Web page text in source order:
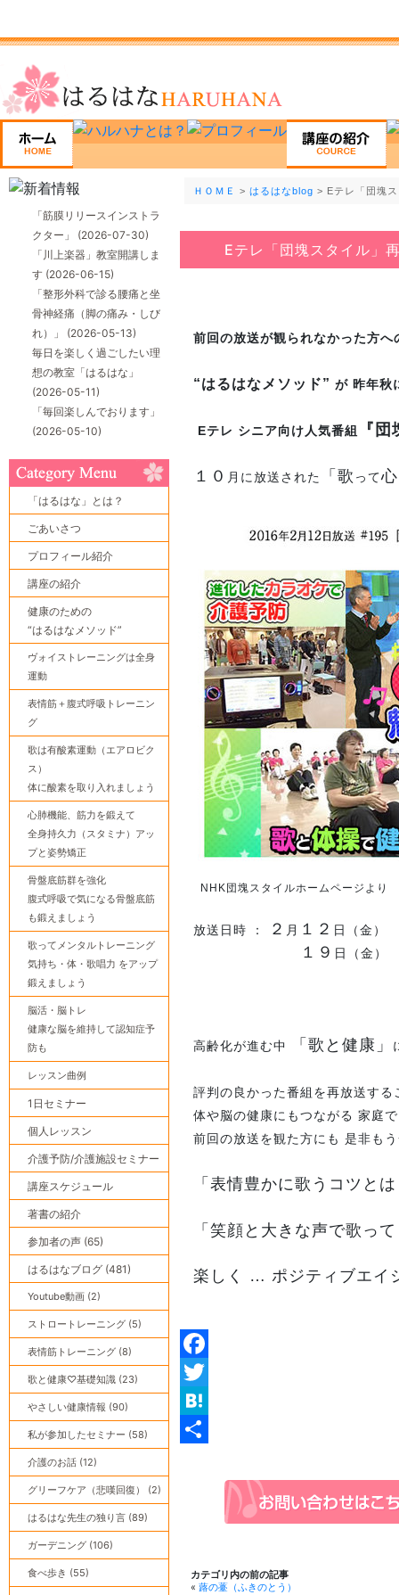
ＨＯＭＥ > はるはなblog > Eテレ「団塊
Eテレ「団塊スタイル」
前回の放送が観られなかった方
“はるはなメソッド” が 昨年秋
Eテレ シニア向け人気番組 『
１０ 月に放送された 「歌 って心
NHK団塊スタイルホームページよ
放送日時 ： ２ 月 １２ 日（金）
１９ 日（金
高齢化が進む中 「歌と健康」
評判の良かった番組を再放送す
体や脳の健康にもつながる 家庭
前回の放送を観た方にも 是非も
「表情豊かに歌うコツと
「笑顔と大きな声で歌っ
楽しく … ポジティブエイ
Facebook
Twitter
Hatena
カテゴリ内の前の記事
« 蕗の薹（ふきのとう）
「筋膜リリースインストラ
クター」 (2026-07-30)
「川上楽器」教室開講しま
す (2026-06-15)
「整形外科で診る腰痛と坐
骨神経痛（脚の痛み・しび
れ）」 (2026-05-13)
毎日を楽しく過ごしたい理
想の教室「はるはな」
(2026-05-11)
「毎回楽しんでおります」
(2026-05-10)
「はるはな」とは？
ごあいさつ
プロフィール紹介
講座の紹介
健康のための
“はるはなメソッド”
ヴォイストレーニングは全身
運動
表情筋＋腹式呼吸トレーニン
グ
歌は有酸素運動（エアロビク
ス）
体に酸素を取り入れましょう
心肺機能、筋力を鍛えて
全身持久力（スタミナ）アッ
プと姿勢矯正
骨盤底筋群を強化
腹式呼吸で気になる骨盤底筋
も鍛えましょう
歌ってメンタルトレーニング
気持ち・体・歌唱力 をアップ
鍛えましょう
脳活・脳トレ
健康な脳を維持して認知症予
防も
レッスン曲例
1日セミナー
個人レッスン
介護予防/介護施設セミナー
講座スケジュール
著書の紹介
参加者の声 (65)
はるはなブログ (481)
Youtube動画 (2)
ストロートレーニング (5)
表情筋トレーニング (8)
歌と健康♡基礎知識 (23)
やさしい健康情報 (90)
私が参加したセミナー (58)
介護のお話 (12)
グリーフケア（悲嘆回復） (2)
はるはな先生の独り言 (89)
ガーデニング (106)
食べ歩き (55)